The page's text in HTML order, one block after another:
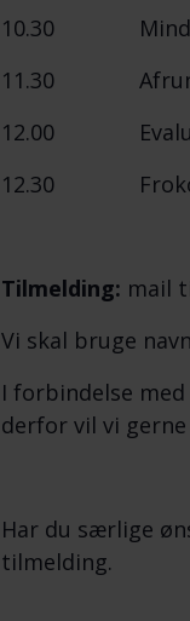
10.30
11.30
12.00
12.30 Frokost
Tilmelding: mail
Vi skal bruge
I forbindelse
derfor vil vi
Har du særlige
tilmelding.